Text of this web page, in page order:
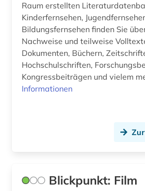
Raum erstellten
Kinderfernsehen,
Bildungsfernsehen finden Sie
Nachweise und teilweise
Dokumenten, Büchern,
Hochschulschriften,
Kongressbeiträgen und vielem
Informationen
Blickpunkt: Film